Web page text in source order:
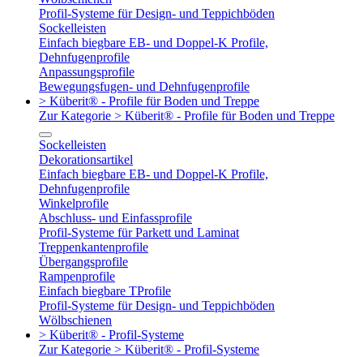
Profil-Systeme für Design- und Teppichböden
Sockelleisten
Einfach biegbare EB- und Doppel-K Profile,
Dehnfugenprofile
Anpassungsprofile
Bewegungsfugen- und Dehnfugenprofile
> Küberit® - Profile für Boden und Treppe
Zur Kategorie > Küberit® - Profile für Boden und Treppe
Sockelleisten
Dekorationsartikel
Einfach biegbare EB- und Doppel-K Profile,
Dehnfugenprofile
Winkelprofile
Abschluss- und Einfassprofile
Profil-Systeme für Parkett und Laminat
Treppenkantenprofile
Übergangsprofile
Rampenprofile
Einfach biegbare TProfile
Profil-Systeme für Design- und Teppichböden
Wölbschienen
> Küberit® - Profil-Systeme
Zur Kategorie > Küberit® - Profil-Systeme